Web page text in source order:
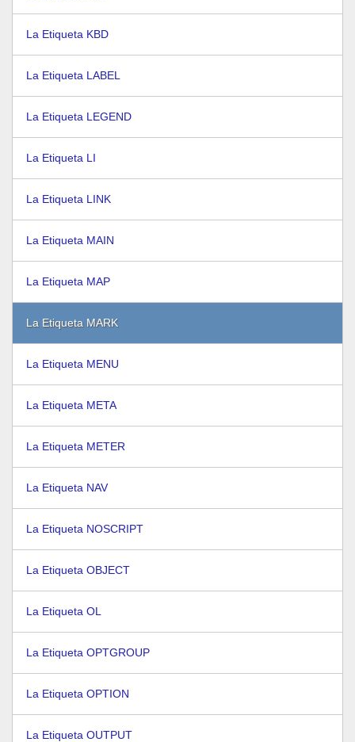
La Etiqueta KBD
La Etiqueta LABEL
La Etiqueta LEGEND
La Etiqueta LI
La Etiqueta LINK
La Etiqueta MAIN
La Etiqueta MAP
La Etiqueta MARK
La Etiqueta MENU
La Etiqueta META
La Etiqueta METER
La Etiqueta NAV
La Etiqueta NOSCRIPT
La Etiqueta OBJECT
La Etiqueta OL
La Etiqueta OPTGROUP
La Etiqueta OPTION
La Etiqueta OUTPUT